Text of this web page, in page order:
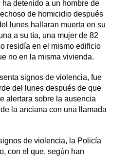
detenido a un hombre de
de homicidio después
lunes hallaran muerta en su
a su tía, una mujer de 82
residía en el mismo edificio
no en la misma vivienda.
signos de violencia, fue
del lunes después de que
alertara sobre la ausencia
la anciana con una llamada
de violencia, la Policía
con el que, según han